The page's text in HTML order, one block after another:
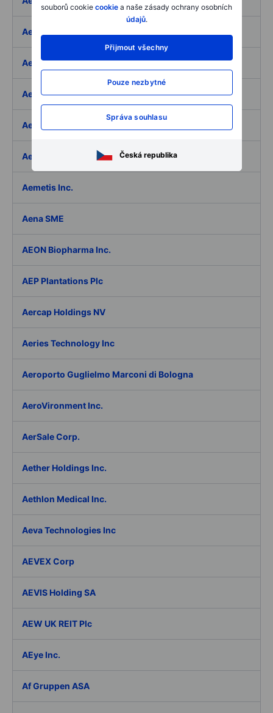
souborů cookie cookie a naše zásady ochrany osobních
údajů.
Přijmout všechny
Pouze nezbytné
Správa souhlasu
Česká republika
Aeffe
Aegon Ltd
Aegon Ltd. - ADR
Aehr Test Systems
Aeluma Inc.
Aemetis Inc.
Aena SME
AEON Biopharma Inc.
AEP Plantations Plc
Aercap Holdings NV
Aeries Technology Inc
Aeroporto Guglielmo Marconi di Bologna
AeroVironment Inc.
AerSale Corp.
Aether Holdings Inc.
Aethlon Medical Inc.
Aeva Technologies Inc
AEVEX Corp
AEVIS Holding SA
AEW UK REIT Plc
AEye Inc.
Af Gruppen ASA